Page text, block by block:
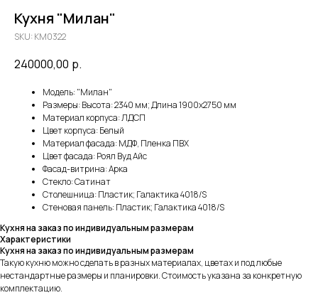
Кухня "Милан"
SKU: KM0322
240000,00 р.
Модель: "Милан"
Размеры: Высота: 2340 мм; Длина 1900х2750 мм
Материал корпуса: ЛДСП
Цвет корпуса: Белый
Материал фасада: МДФ, Пленка ПВХ
Цвет фасада: Роял Вуд Айс
Фасад-витрина: Арка
Стекло: Сатинат
Столешница: Пластик; Галактика 4018/S
Стеновая панель: Пластик; Галактика 4018/S
Кухня на заказ по индивидуальным размерам
Характеристики
Кухня на заказ по индивидуальным размерам
Такую кухню можно сделать в разных материалах, цветах и под любые
нестандартные размеры и планировки. Стоимость указана за конкретную
комплектацию.